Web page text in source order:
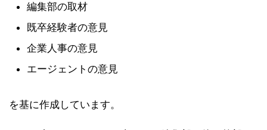
編集部の取材
既卒経験者の意見
企業人事の意見
エージェントの意見
を基に作成しています。